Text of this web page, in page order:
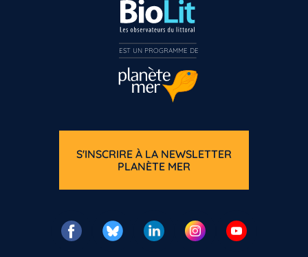
S'INSCRIRE À LA NEWSLETTER
PLANÈTE MER